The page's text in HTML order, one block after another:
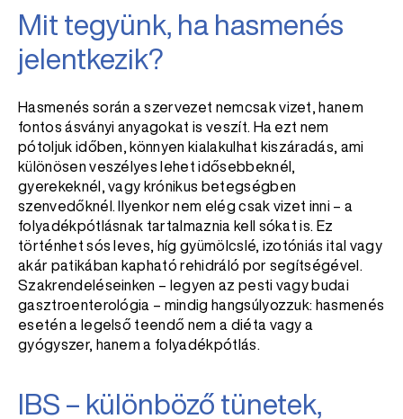
Mit tegyünk, ha hasmenés
jelentkezik?
Hasmenés során a szervezet nemcsak vizet, hanem
fontos ásványi anyagokat is veszít. Ha ezt nem
pótoljuk időben, könnyen kialakulhat kiszáradás, ami
különösen veszélyes lehet idősebbeknél,
gyerekeknél, vagy krónikus betegségben
szenvedőknél. Ilyenkor nem elég csak vizet inni – a
folyadékpótlásnak tartalmaznia kell sókat is. Ez
történhet sós leves, híg gyümölcslé, izotóniás ital vagy
akár patikában kapható rehidráló por segítségével.
Szakrendeléseinken – legyen az pesti vagy budai
gasztroenterológia – mindig hangsúlyozzuk: hasmenés
esetén a legelső teendő nem a diéta vagy a
gyógyszer, hanem a folyadékpótlás.
IBS – különböző tünetek,